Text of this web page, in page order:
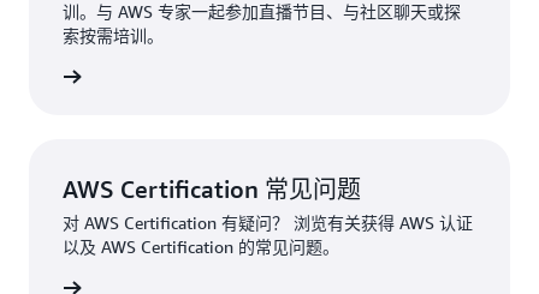
训。与 AWS 专家一起参加直播节目、与社区聊天或探
索按需培训。
AWS Certification 常见问题
对 AWS Certification 有疑问？ 浏览有关获得 AWS 认证
以及 AWS Certification 的常见问题。